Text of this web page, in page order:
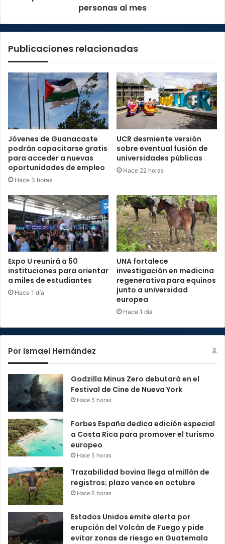
personas al mes
Publicaciones relacionadas
Jóvenes de Guanacaste
podrán capacitarse gratis
para acceder a nuevas
oportunidades de empleo
Hace 3 horas
UCR desmiente versión
sobre eventual fusión de
universidades públicas
Hace 22 horas
Expo U reunirá a 50
instituciones para orientar
a miles de estudiantes
Hace 1 día
UNA fortalece
investigación en medicina
regenerativa para equinos
junto a universidad
europea
Hace 1 día
Por Ismael Hernández
Godzilla Minus Zero debutará en el
Festival de Cine de Nueva York
Hace 5 horas
Forbes España dedica edición especial
a Costa Rica para promover el turismo
europeo
Hace 5 horas
Trazabilidad bovina llega al millón de
registros; plazo vence en octubre
Hace 6 horas
Estados Unidos emite alerta por
erupción del Volcán de Fuego y pide
evitar zonas de riesgo en Guatemala